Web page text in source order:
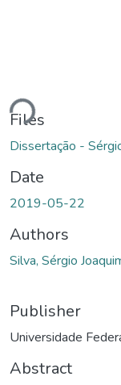
Files
Dissertação -
Date
2019-05-22
Authors
Silva, Sérgio
Publisher
Universidade
Abstract